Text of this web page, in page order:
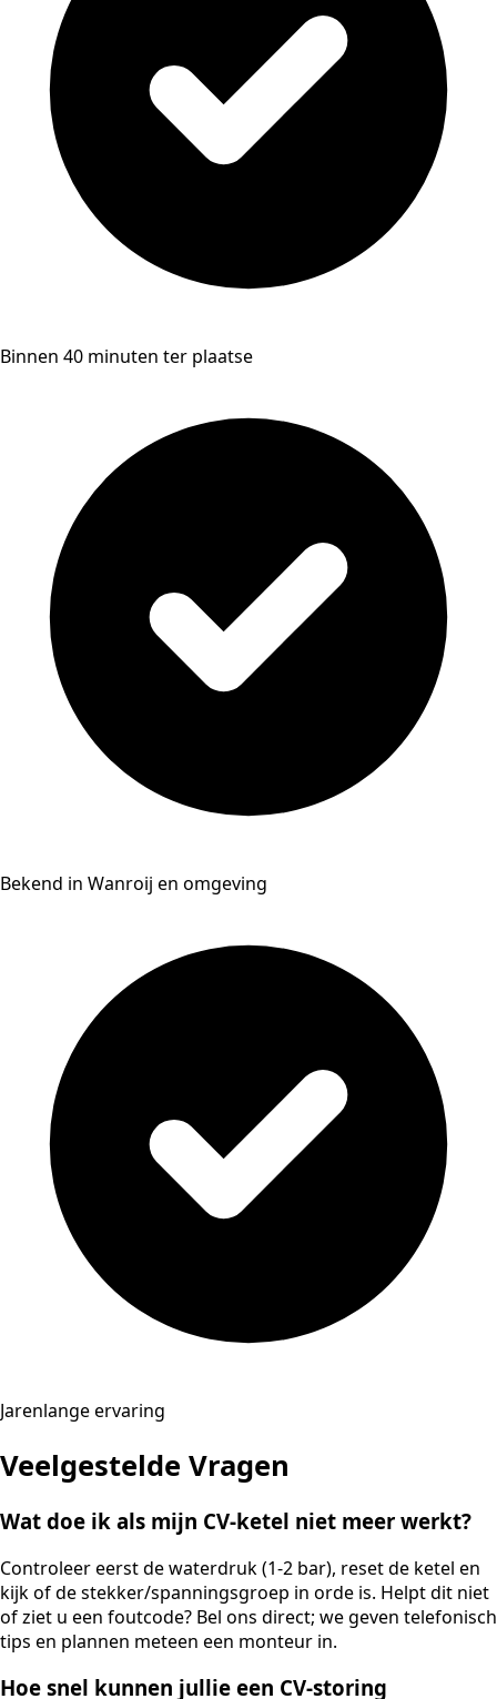
Binnen 40 minuten ter plaatse
Bekend in Wanroij en omgeving
Jarenlange ervaring
Veelgestelde Vragen
Wat doe ik als mijn CV-ketel niet meer werkt?
Controleer eerst de waterdruk (1-2 bar), reset de ketel en
kijk of de stekker/spanningsgroep in orde is. Helpt dit niet
of ziet u een foutcode? Bel ons direct; we geven telefonisch
tips en plannen meteen een monteur in.
Hoe snel kunnen jullie een CV-storing